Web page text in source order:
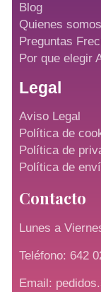
Blog
Quienes somos
Preguntas
Por que elegir
Legal
Aviso Legal
Política de
Política de
Política de
Contacto
Lunes a
Teléfono: 642
Email: